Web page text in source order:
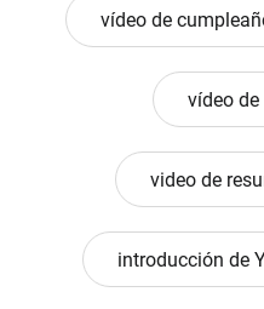
vídeo de
vídeo
video de
introducción de